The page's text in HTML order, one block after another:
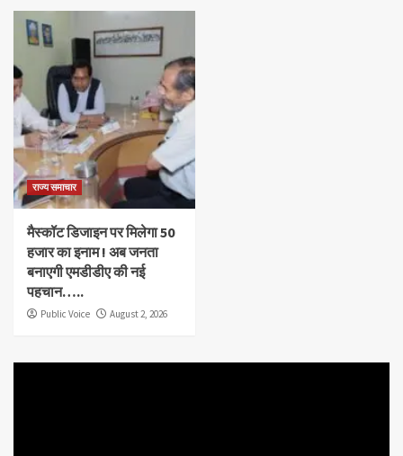
राज्य समाचार
मैस्कॉट डिजाइन पर मिलेगा 50
हजार का इनाम ! अब जनता
बनाएगी एमडीडीए की नई
पहचान…..
Public Voice August 2, 2026